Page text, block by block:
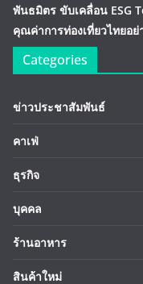
พันธมิตร ขับเคลื่อน ESG
คุณค่าการท่องเที่ยวไทยอย่
Categories
ข่าวประชาสัมพันธ์
คาเฟ่
ธุรกิจ
บุคคล
ร้านอาหาร
สินค้าใหม่